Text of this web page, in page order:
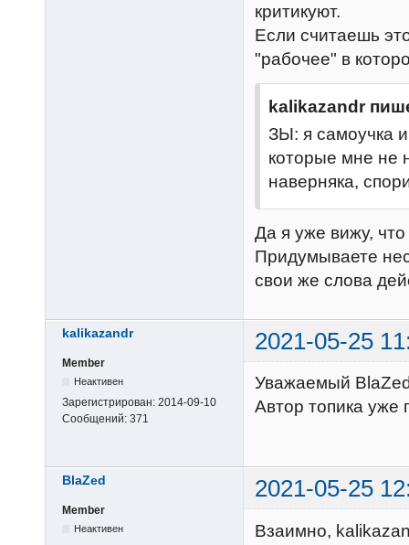
критикуют.
Если считаешь
"рабочее" в
kalikazandr
ЗЫ: я самоучка и
которые мне не
наверняка,
Да я уже вижу, что
Придумываете
свои же слова
kalikazandr 2021-05-25
Member
Неактивен
Зарегистрирован: 2014-09-10
Сообщений: 371
Уважаемый
Автор топика уже
BlaZed 2021-05-25
Member
Неактивен
Взаимно,